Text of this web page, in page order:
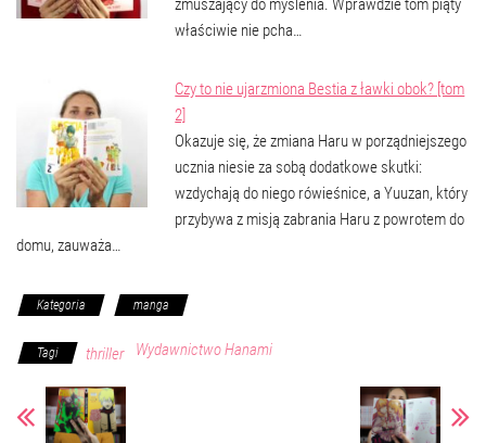
zmuszający do myślenia. Wprawdzie tom piąty
właściwie nie pcha…
Czy to nie ujarzmiona Bestia z ławki obok? [tom
2]
Okazuje się, że zmiana Haru w porządniejszego
ucznia niesie za sobą dodatkowe skutki:
wzdychają do niego rówieśnice, a Yuuzan, który
przybywa z misją zabrania Haru z powrotem do
domu, zauważa…
Kategoria manga
Tagi thriller Wydawnictwo Hanami